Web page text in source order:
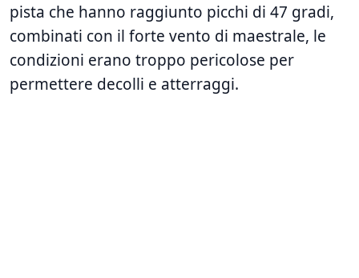
pista che hanno raggiunto picchi di 47 gradi,
combinati con il forte vento di maestrale, le
condizioni erano troppo pericolose per
permettere decolli e atterraggi.